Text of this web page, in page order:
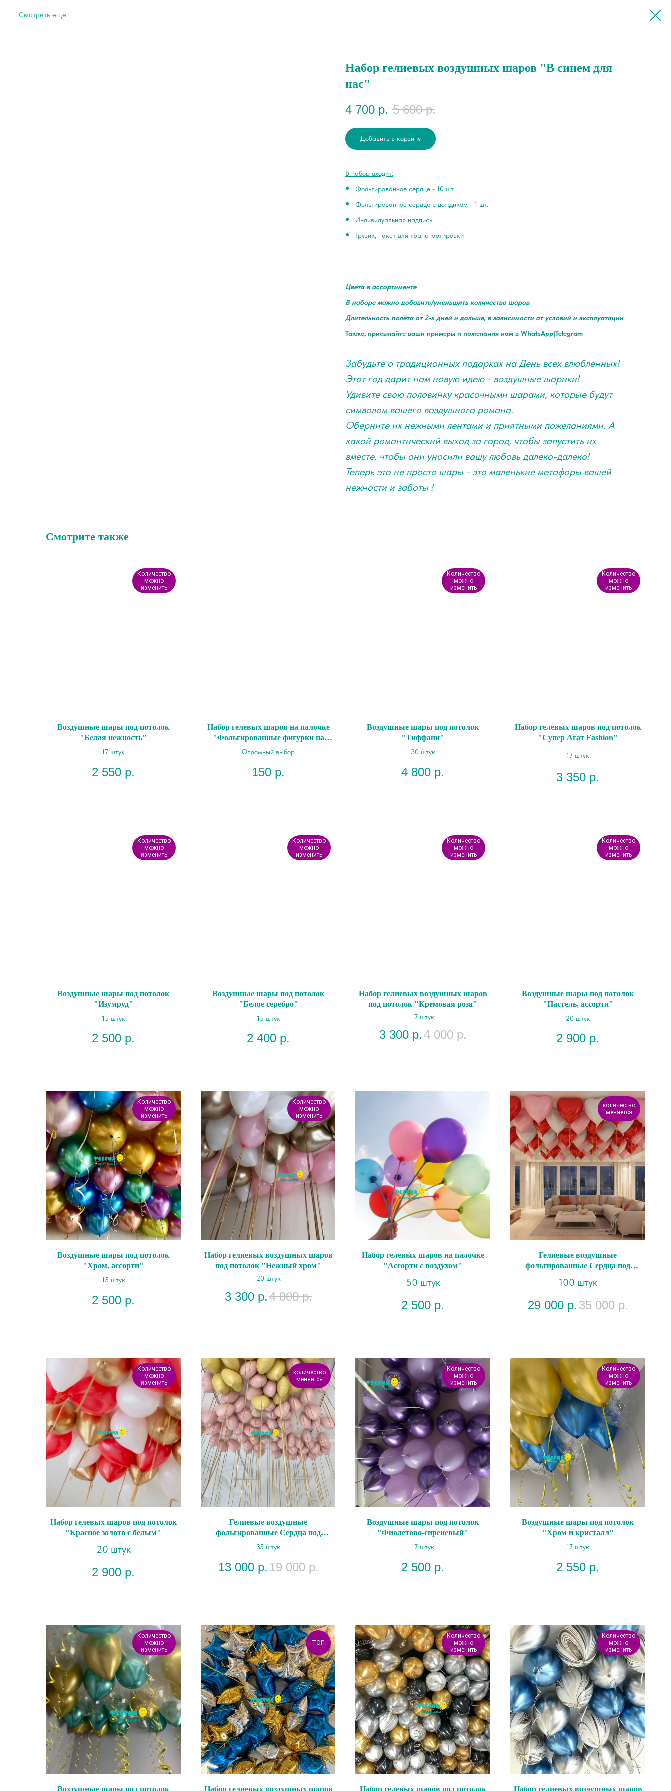
Смотреть ещё
Набор гелиевых воздушных шаров "В синем для
нас"
4 700 р. 5 600 р.
Добавить в корзину
В набор входит:
Фольгированное сердце - 10 шт.
Фольгированное сердце с дождиком - 1 шт.
Индивидуальная надпись
Грузик, пакет для транспортировки
Цвета в ассортименте
В наборе можно добавить/уменьшить количество шаров
Длительность полёта от 2-х дней и дольше, в зависимости от условий и эксплуатации
Также, присылайте ваши примеры и пожелания нам в WhatsApp|Telegram
Забудьте о традиционных подарках на День всех влюбленных!
Этот год дарит нам новую идею - воздушные шарики!
Удивите свою половинку красочными шарами, которые будут
символом вашего воздушного романа.
Оберните их нежными лентами и приятными пожеланиями. А
какой романтический выход за город, чтобы запустить их
вместе, чтобы они уносили вашу любовь далеко-далеко!
Теперь это не просто шары - это маленькие метафоры вашей
нежности и заботы !
Смотрите также
Количество
можно
изменить
Воздушные шары под потолок
"Белая нежность"
17 штук
2 550 р.
Набор гелевых шаров на палочке
"Фольгированные фигурки на
палочке"
Огромный выбор
150 р.
Количество
можно
изменить
Воздушные шары под потолок
"Тиффани"
30 штук
4 800 р.
Количество
можно
изменить
Набор гелевых шаров под потолок
"Супер Агат Fashion"
17 штук
3 350 р.
Количество
можно
изменить
Воздушные шары под потолок
"Изумруд"
15 штук
2 500 р.
Количество
можно
изменить
Воздушные шары под потолок
"Белое серебро"
15 штук
2 400 р.
Количество
можно
изменить
Набор гелиевых воздушных шаров
под потолок "Кремовая роза"
17 штук
3 300 р.4 000 р.
Количество
можно
изменить
Воздушные шары под потолок
"Пастель, ассорти"
20 штук
2 900 р.
Количество
можно
изменить
Воздушные шары под потолок
"Хром, ассорти"
15 штук
2 500 р.
Количество
можно
изменить
Набор гелиевых воздушных шаров
под потолок "Нежный хром"
20 штук
3 300 р.4 000 р.
Набор гелевых шаров на палочке
"Ассорти с воздухом"
50 штук
2 500 р.
количество
меняется
Гелиевые воздушные
фольгированные Сердца под
100 штук
29 000 р.35 000 р.
Количество
можно
изменить
Набор гелевых шаров под потолок
"Красное золото с белым"
20 штук
2 900 р.
количество
меняется
Гелиевые воздушные
фольгированные Сердца под
потолок "Яркий"
35 штук
13 000 р.19 000 р.
Количество
можно
изменить
Воздушные шары под потолок
"Фиолетово-сиреневый"
17 штук
2 500 р.
Количество
можно
изменить
Воздушные шары под потолок
"Хром и кристалл"
17 штук
2 550 р.
Количество
можно
изменить
Воздушные шары под потолок
ТОП
Набор гелиевых воздушных шаров
Количество
можно
изменить
Набор гелевых шаров под потолок
Количество
можно
изменить
Набор гелиевых воздушных шаров